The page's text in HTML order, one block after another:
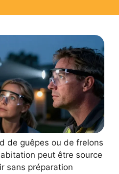
de guêpes ou de frelons
peut être source
sans préparation